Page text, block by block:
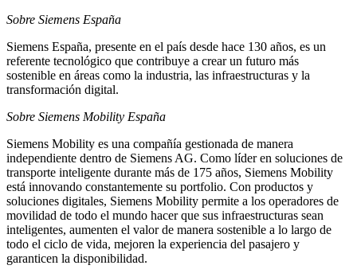
Sobre Siemens España
Siemens España, presente en el país desde hace 130 años, es un
referente tecnológico que contribuye a crear un futuro más
sostenible en áreas como la industria, las infraestructuras y la
transformación digital.
Sobre Siemens Mobility España
Siemens Mobility es una compañía gestionada de manera
independiente dentro de Siemens AG. Como líder en soluciones de
transporte inteligente durante más de 175 años, Siemens Mobility
está innovando constantemente su portfolio. Con productos y
soluciones digitales, Siemens Mobility permite a los operadores de
movilidad de todo el mundo hacer que sus infraestructuras sean
inteligentes, aumenten el valor de manera sostenible a lo largo de
todo el ciclo de vida, mejoren la experiencia del pasajero y
garanticen la disponibilidad.